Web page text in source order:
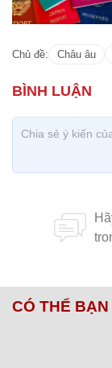
Chủ đề: Châu âu
CÓ THỂ